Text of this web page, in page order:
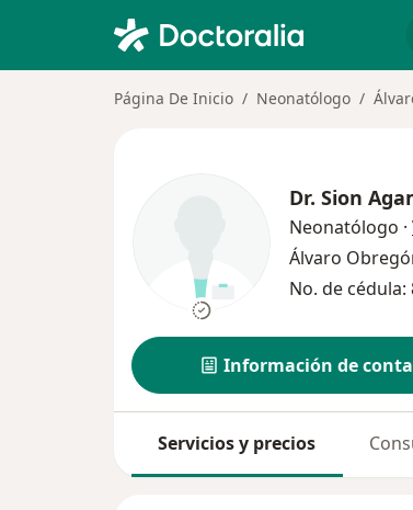
Página De Inicio Neonatólogo
Dr. Sion
Neonatólogo ·
Álvaro
No. de cédula:
Información de
Servicios y precios